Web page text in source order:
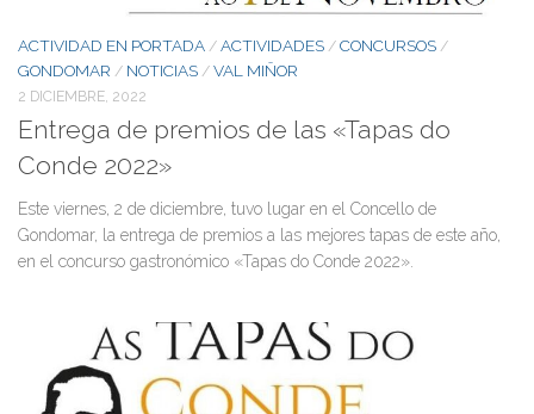
ACTIVIDAD EN PORTADA / ACTIVIDADES / CONCURSOS /
GONDOMAR / NOTICIAS / VAL MIÑOR
2 DICIEMBRE, 2022
Entrega de premios de las «Tapas do
Conde 2022»
Este viernes, 2 de diciembre, tuvo lugar en el Concello de
Gondomar, la entrega de premios a las mejores tapas de este año,
en el concurso gastronómico «Tapas do Conde 2022».